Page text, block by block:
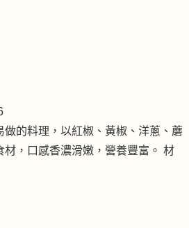
做的料理，以紅椒、黃椒、洋蔥、蘑
材，口感香濃滑嫩，營養豐富。 材